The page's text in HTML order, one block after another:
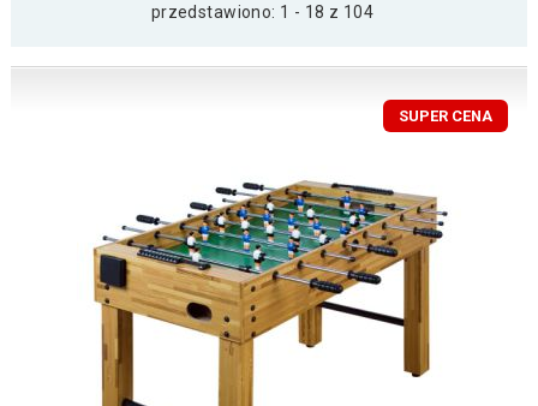
przedstawiono: 1 - 18 z 104
SUPER CENA